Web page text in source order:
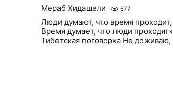
Мераб Хидашели 677
Люди думают, что время проходит,
Время думает, что люди проходят»
Тибетская поговорка Не доживаю,